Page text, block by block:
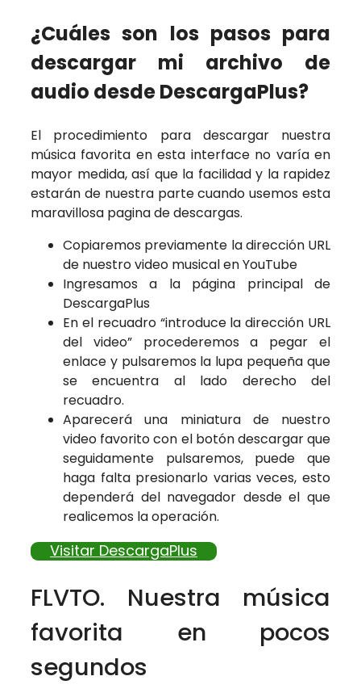
¿Cuáles son los pasos para
descargar mi archivo de
audio desde DescargaPlus?
El procedimiento para descargar nuestra
música favorita en esta interface no varía en
mayor medida, así que la facilidad y la rapidez
estarán de nuestra parte cuando usemos esta
maravillosa pagina de descargas.
Copiaremos previamente la dirección URL
de nuestro video musical en YouTube
Ingresamos a la página principal de
DescargaPlus
En el recuadro “introduce la dirección URL
del video” procederemos a pegar el
enlace y pulsaremos la lupa pequeña que
se encuentra al lado derecho del
recuadro.
Aparecerá una miniatura de nuestro
video favorito con el botón descargar que
seguidamente pulsaremos, puede que
haga falta presionarlo varias veces, esto
dependerá del navegador desde el que
realicemos la operación.
Visitar DescargaPlus
FLVTO. Nuestra música
favorita en pocos
segundos